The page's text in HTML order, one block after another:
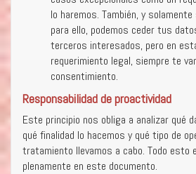
lo haremos. También, y
para ello, podemos ceder tus
terceros interesados, pero en
requerimiento legal, siempre te
consentimiento.
Responsabilidad de proactividad
Este principio nos obliga a analizar qué
qué finalidad lo hacemos y qué tipo de
tratamiento llevamos a cabo. Todo esto
plenamente en este documento.